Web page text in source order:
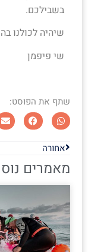
בשבילכם.
שיהיה לכולנו
שי פיפמן
שתף את הפוסט:
אחורה
מאמרים